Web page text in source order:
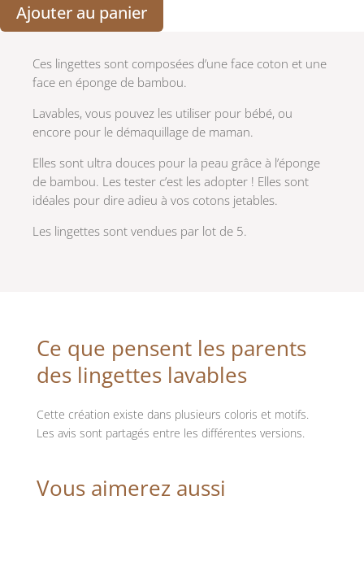
Ajouter au panier
Ces lingettes sont composées d’une face coton et une
face en éponge de bambou.
Lavables, vous pouvez les utiliser pour bébé, ou
encore pour le démaquillage de maman.
Elles sont ultra douces pour la peau grâce à l’éponge
de bambou. Les tester c’est les adopter ! Elles sont
idéales pour dire adieu à vos cotons jetables.
Les lingettes sont vendues par lot de 5.
Ce que pensent les parents
des lingettes lavables
Cette création existe dans plusieurs coloris et motifs.
Les avis sont partagés entre les différentes versions.
Vous aimerez aussi